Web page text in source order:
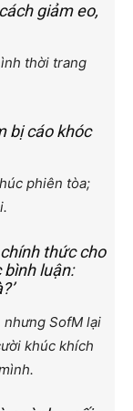
giảm eo,
thời trang
bị cáo khóc
phiên tòa;
thức cho
bình luận:
SofM lại
khúc khích